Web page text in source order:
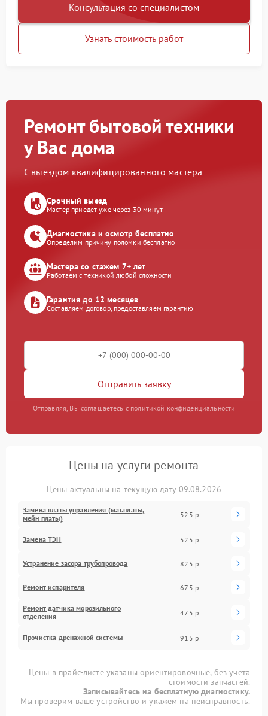
Консультация со специалистом
Узнать стоимость работ
Ремонт бытовой техники
у Вас дома
С выездом квалифицированного мастера
Срочный выезд
Мастер приедет уже через 30 минут
Диагностика и осмотр бесплатно
Определим причину поломки бесплатно
Мастера со стажем 7+ лет
Работаем с техникой любой сложности
Гарантия до 12 месяцев
Составляем договор, предоставляем гарантию
Отправить заявку
Отправляя, Вы соглашаетесь с политикой конфиденциальности
Цены на услуги ремонта
Цены актуальны на текущую дату 09.08.2026
Замена платы управления (мат.платы,
мейн платы)
525 р
Замена ТЭН 525 р
Устранение засора трубопровода 825 р
Ремонт испарителя 675 р
Ремонт датчика морозильного
отделения
475 р
Прочистка дренажной системы 915 р
Цены в прайс-листе указаны ориентировочные, без учета
стоимости запчастей.
Записывайтесь на бесплатную диагностику.
Мы проверим ваше устройство и укажем на неисправность.